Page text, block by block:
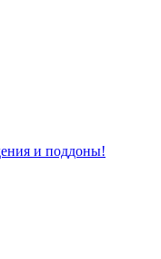
и поддоны!